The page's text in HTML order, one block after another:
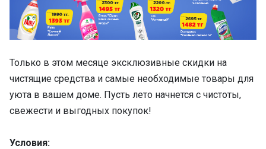
Только в этом месяце эксклюзивные скидки на
чистящие средства и самые необходимые товары для
уюта в вашем доме. Пусть лето начнется с чистоты,
свежести и выгодных покупок!
Условия: